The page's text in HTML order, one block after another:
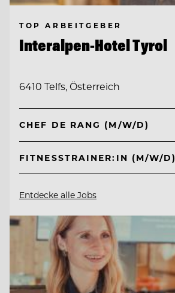
TOP ARBEITGEBER
Interalpen-Hotel Tyrol
6410 Telfs, Österreich
CHEF DE RANG (M/W/D)
FITNESSTRAINER:IN (M/W/D)
Entdecke alle Jobs